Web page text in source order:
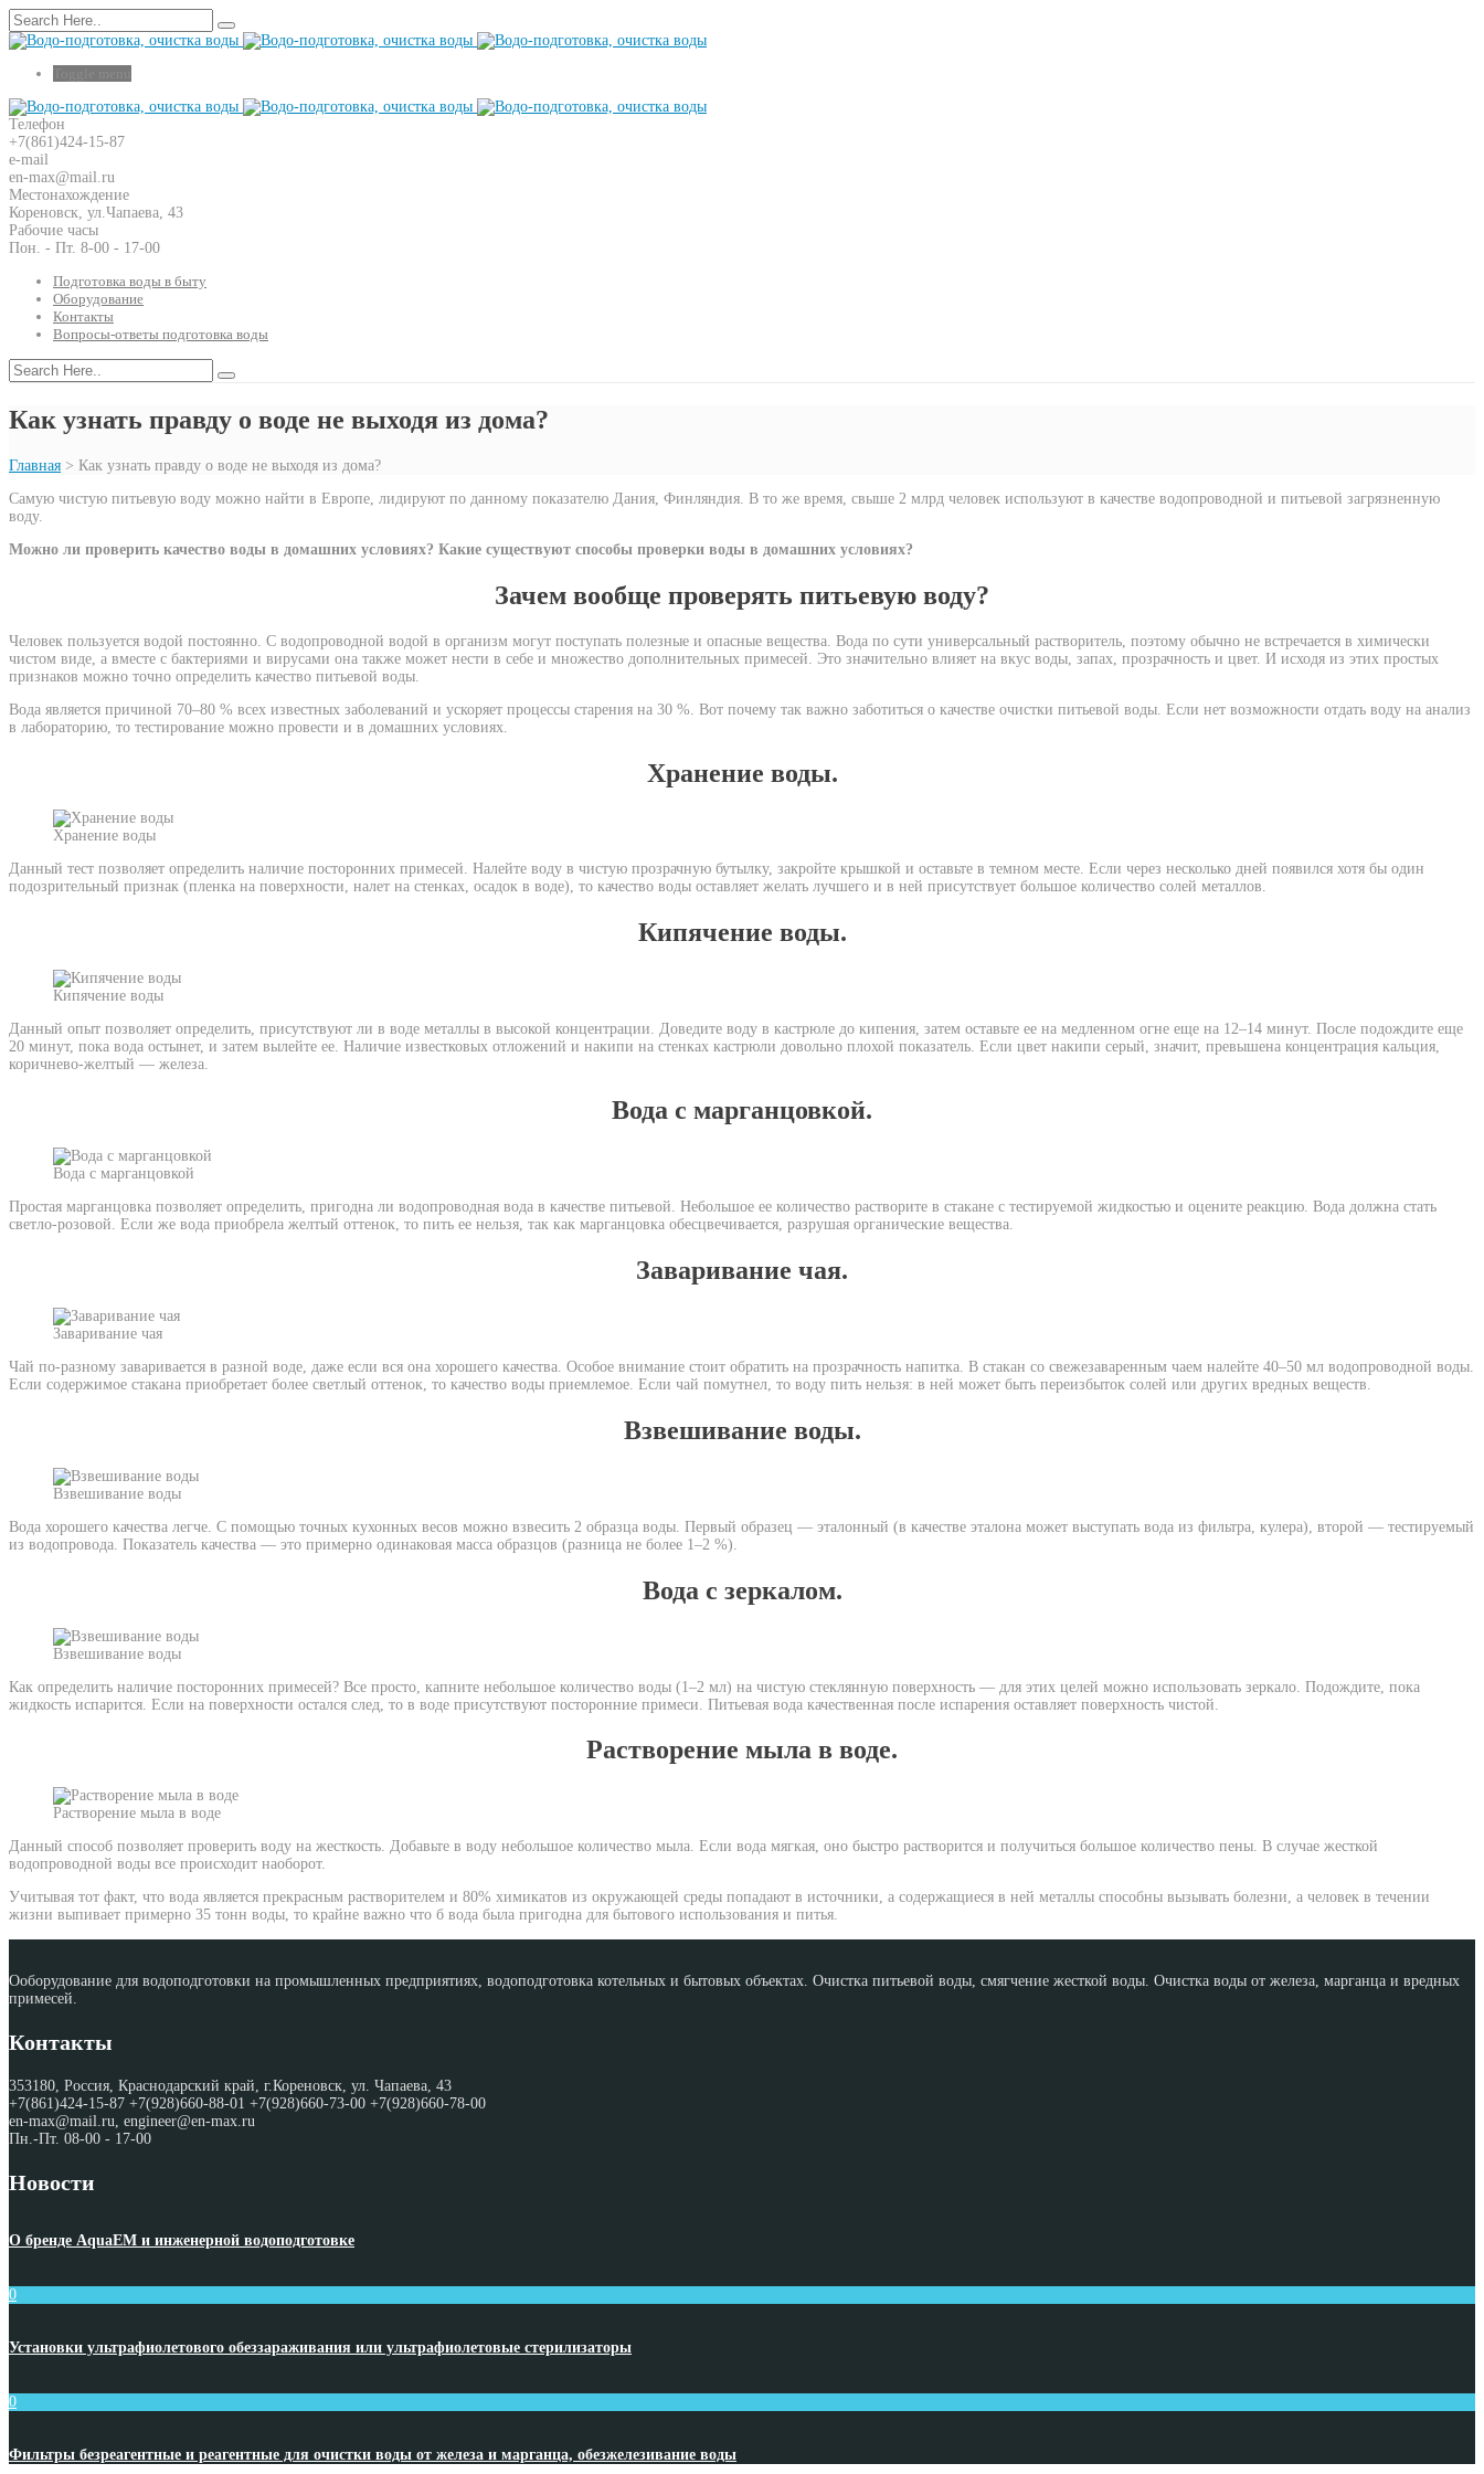
Телефон
+7(861)424-15-87
e-mail
en-max@mail.ru
Местонахождение
Кореновск, ул.Чапаева, 43
Рабочие часы
Пон. - Пт. 8-00 - 17-00
Подготовка воды в быту
Оборудование
Контакты
Вопросы-ответы подготовка воды
Как узнать правду о воде не выходя из дома?
Главная > Как узнать правду о воде не выходя из дома?
Самую чистую питьевую воду можно найти в Европе, лидируют по данному показателю Дания, Финляндия. В то же время, свыше 2 млрд человек используют в качестве водопроводной и питьевой загрязненную
воду.
Можно ли проверить качество воды в домашних условиях? Какие существуют способы проверки воды в домашних условиях?
Зачем вообще проверять питьевую воду?
Человек пользуется водой постоянно. С водопроводной водой в организм могут поступать полезные и опасные вещества. Вода по сути универсальный растворитель, поэтому обычно не встречается в химически
чистом виде, а вместе с бактериями и вирусами она также может нести в себе и множество дополнительных примесей. Это значительно влияет на вкус воды, запах, прозрачность и цвет. И исходя из этих простых
признаков можно точно определить качество питьевой воды.
Вода является причиной 70–80 % всех известных заболеваний и ускоряет процессы старения на 30 %. Вот почему так важно заботиться о качестве очистки питьевой воды. Если нет возможности отдать воду на анализ
в лабораторию, то тестирование можно провести и в домашних условиях.
Хранение воды.
Хранение воды
Данный тест позволяет определить наличие посторонних примесей. Налейте воду в чистую прозрачную бутылку, закройте крышкой и оставьте в темном месте. Если через несколько дней появился хотя бы один
подозрительный признак (пленка на поверхности, налет на стенках, осадок в воде), то качество воды оставляет желать лучшего и в ней присутствует большое количество солей металлов.
Кипячение воды.
Кипячение воды
Данный опыт позволяет определить, присутствуют ли в воде металлы в высокой концентрации. Доведите воду в кастрюле до кипения, затем оставьте ее на медленном огне еще на 12–14 минут. После подождите еще
20 минут, пока вода остынет, и затем вылейте ее. Наличие известковых отложений и накипи на стенках кастрюли довольно плохой показатель. Если цвет накипи серый, значит, превышена концентрация кальция,
коричнево-желтый — железа.
Вода с марганцовкой.
Вода с марганцовкой
Простая марганцовка позволяет определить, пригодна ли водопроводная вода в качестве питьевой. Небольшое ее количество растворите в стакане с тестируемой жидкостью и оцените реакцию. Вода должна стать
светло-розовой. Если же вода приобрела желтый оттенок, то пить ее нельзя, так как марганцовка обесцвечивается, разрушая органические вещества.
Заваривание чая.
Заваривание чая
Чай по-разному заваривается в разной воде, даже если вся она хорошего качества. Особое внимание стоит обратить на прозрачность напитка. В стакан со свежезаваренным чаем налейте 40–50 мл водопроводной воды.
Если содержимое стакана приобретает более светлый оттенок, то качество воды приемлемое. Если чай помутнел, то воду пить нельзя: в ней может быть переизбыток солей или других вредных веществ.
Взвешивание воды.
Взвешивание воды
Вода хорошего качества легче. С помощью точных кухонных весов можно взвесить 2 образца воды. Первый образец — эталонный (в качестве эталона может выступать вода из фильтра, кулера), второй — тестируемый
из водопровода. Показатель качества — это примерно одинаковая масса образцов (разница не более 1–2 %).
Вода с зеркалом.
Взвешивание воды
Как определить наличие посторонних примесей? Все просто, капните небольшое количество воды (1–2 мл) на чистую стеклянную поверхность — для этих целей можно использовать зеркало. Подождите, пока
жидкость испарится. Если на поверхности остался след, то в воде присутствуют посторонние примеси. Питьевая вода качественная после испарения оставляет поверхность чистой.
Растворение мыла в воде.
Растворение мыла в воде
Данный способ позволяет проверить воду на жесткость. Добавьте в воду небольшое количество мыла. Если вода мягкая, оно быстро растворится и получиться большое количество пены. В случае жесткой
водопроводной воды все происходит наоборот.
Учитывая тот факт, что вода является прекрасным растворителем и 80% химикатов из окружающей среды попадают в источники, а содержащиеся в ней металлы способны вызывать болезни, а человек в течении
жизни выпивает примерно 35 тонн воды, то крайне важно что б вода была пригодна для бытового использования и питья.
Ооборудование для водоподготовки на промышленных предприятиях, водоподготовка котельных и бытовых объектах. Очистка питьевой воды, смягчение жесткой воды. Очистка воды от железа, марганца и вредных
примесей.
Контакты
353180, Россия, Краснодарский край, г.Кореновск, ул. Чапаева, 43
+7(861)424-15-87 +7(928)660-88-01 +7(928)660-73-00 +7(928)660-78-00
en-max@mail.ru, engineer@en-max.ru
Пн.-Пт. 08-00 - 17-00
Новости
О бренде AquaEM и инженерной водоподготовке
0
Установки ультрафиолетового обеззараживания или ультрафиолетовые стерилизаторы
0
Фильтры безреагентные и реагентные для очистки воды от железа и марганца, обезжелезивание воды